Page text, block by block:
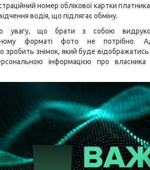
номер облікової картки
водія, що підлягає обміну.
увагу, що брати з собою
форматі фото не потрібно.
зробить знімок, який буде
інформацією про власника